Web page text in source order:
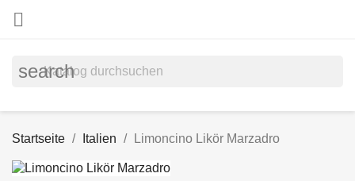

search
Startseite Italien Limoncino Likör Marzadro